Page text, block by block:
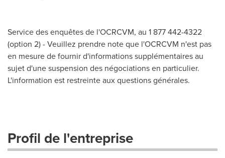
Service des enquêtes de l'OCRCVM, au 1 877 442-4322
(option 2) - Veuillez prendre note que l'OCRCVM n'est pas
en mesure de fournir d'informations supplémentaires au
sujet d'une suspension des négociations en particulier.
L'information est restreinte aux questions générales.
Profil de l'entreprise